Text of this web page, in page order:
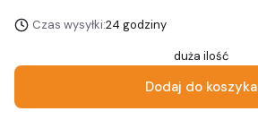
Czas wysyłki:24 godziny
duża ilość
Dodaj do koszyka